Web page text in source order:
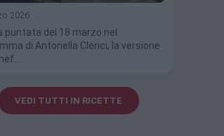
2026
puntata del 18 marzo nel
di Antonella Clerici, la versione
VEDI TUTTI IN RICETTE